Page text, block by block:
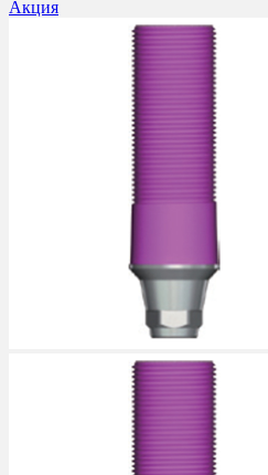
Акция